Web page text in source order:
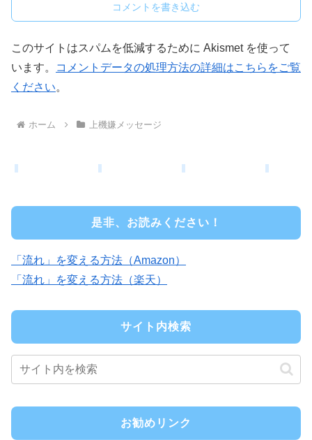
コメントを書き込む
このサイトはスパムを低減するために Akismet を使って
います。
コメントデータの処理方法の詳細はこちらをご覧
ください。
ホーム 上機嫌メッセージ
是非、お読みください！
「流れ」を変える方法（Amazon）
「流れ」を変える方法（楽天）
サイト内検索
お勧めリンク